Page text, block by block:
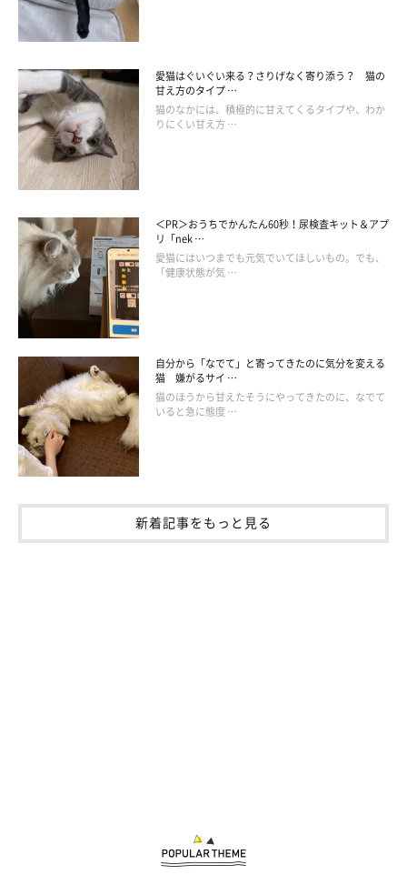
魔をしたかったというような気持ちだったのではないでしょう
か」
年齢や性格が違うことなどから、ふだんはじゃれ合うことがない
という、さくらちゃんとルビーちゃん。飼い主さんはそんな2匹
の“珍しい光景”を目の当たりにし、驚いたとともにうれしい気持
ちにもなったといいます。
関連記事:
音がするからのぞいてみると→愛猫2匹がペット
ドア前で“攻防戦”を繰り広げていた！
物音に気付いた飼い主さん。「なんだろう……」とのぞくと、そこ
では2匹の猫による“攻防戦”が繰り広げられていました。今回は、
X（旧Twitter）に投稿された、2匹の猫のかわいらしいやり取りを
ご紹介します。
写真提供・取材協力／
Twitter）
（監修：ねこのきもち獣医師相談室 獣医師・岡本りさ先生）
取材・文／長谷部サチ
※この記事は投稿者さまに取材し、了承の上制作したものです。
2025年4月時点の情報であり、現在と異なる場合があります。
愛猫はぐいぐい来る？さりげなく寄り添う？ 猫の
甘え方のタイプ …
猫のなかには、積極的に甘えてくるタイプや、わか
りにくい甘え方 …
＜PR＞おうちでかんたん60秒！尿検査キット＆アプ
リ「nek …
愛猫にはいつまでも元気でいてほしいもの。でも、
「健康状態が気 …
自分から「なでて」と寄ってきたのに気分を変える
猫 嫌がるサイ …
猫のほうから甘えたそうにやってきたのに、なでて
いると急に態度 …
新着記事をもっと見る